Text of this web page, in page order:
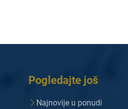
Pogledajte još
Najnovije u ponudi